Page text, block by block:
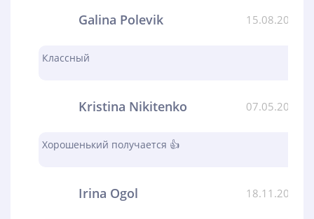
Galina Polevik 15.08.2024
Классный
Kristina Nikitenko 07.05.2024
Хорошенький получается 👍
Irina Ogol 18.11.2023